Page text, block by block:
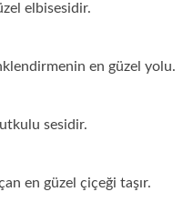
elbisesidir.
en güzel yolu.
sesidir.
en güzel çiçeği taşır.